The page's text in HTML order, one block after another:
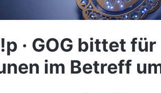
· GOG bittet
im Betreff